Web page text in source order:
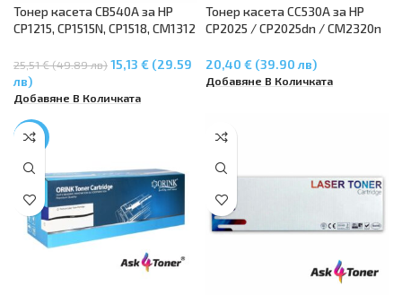
Тонер касета CB540A за HP
CP1215, CP1515N, CP1518, CM1312
25,51 € (49.89 лв)15,13 € (29.59
лв)
Добавяне В Количката
Тонер касета CC530A за HP
CP2025 / CP2025dn / CM2320n
20,40 € (39.90 лв)
Добавяне В Количката
-17%